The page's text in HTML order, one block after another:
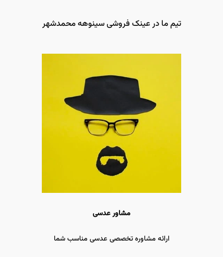
تیم ما در عینک فروشی سینوهه محمدشهر
مشاور عدسی
ارائه مشاوره تخصصی عدسی مناسب شما